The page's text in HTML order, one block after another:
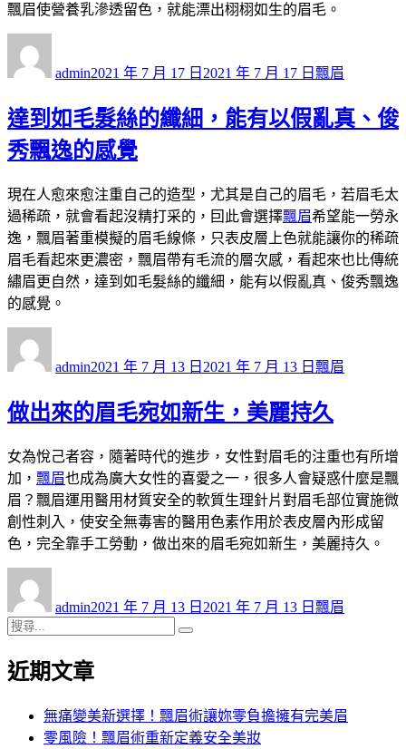
飄眉使營養乳滲透留色，就能漂出栩栩如生的眉毛。
admin佈
期:
2021 年 7 月 17 日 2021 年 7 月 17 日 類
飄眉
達到如毛髮絲的纖細，能有以假亂真、俊
秀飄逸的感覺
現在人愈來愈注重自己的造型，尤其是自己的眉毛，若眉毛太
過稀疏，就會看起沒精打采的，囙此會選擇飄眉希望能一勞永
逸，飄眉著重模擬的眉毛線條，只表皮層上色就能讓你的稀疏
眉毛看起來更濃密，飄眉帶有毛流的層次感，看起來也比傳統
繡眉更自然，達到如毛髮絲的纖細，能有以假亂真、俊秀飄逸
的感覺。
admin佈
期:
2021 年 7 月 13 日 2021 年 7 月 13 日 類
飄眉
做出來的眉毛宛如新生，美麗持久
女為悅己者容，隨著時代的進步，女性對眉毛的注重也有所增
加， 飄眉也成為廣大女性的喜愛之一，很多人會疑惑什麼是飄
眉？飄眉運用醫用材質安全的軟質生理針片對眉毛部位實施微
創性刺入，使安全無毒害的醫用色素作用於表皮層內形成留
色，完全靠手工勞動，做出來的眉毛宛如新生，美麗持久。
admin佈
日
2021 年 7 月 13 日 2021 年 7 月 13 日 類
飄眉
搜
關
近期文章
無痛變美新選擇！飄眉術讓妳零負擔擁有完美眉
零風險！飄眉術重新定義安全美妝